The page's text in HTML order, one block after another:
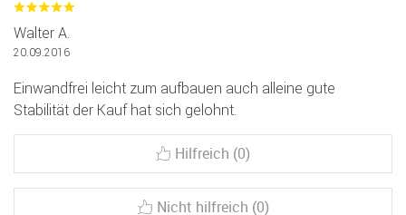
Walter A.
20.09.2016
Einwandfrei leicht zum aufbauen auch alleine gute
Stabilität der Kauf hat sich gelohnt.
Hilfreich (0)
Nicht hilfreich (0)